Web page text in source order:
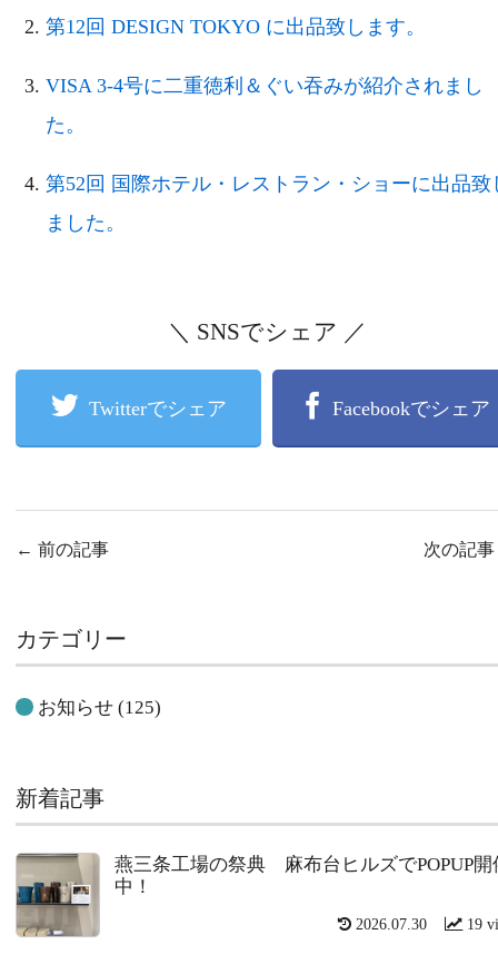
第12回 DESIGN TOKYO に出品致します。
VISA 3-4号に二重徳利＆ぐい吞みが紹介されまし
た。
第52回 国際ホテル・レストラン・ショーに出品致
ました。
＼ SNSでシェア ／
Twitterでシェア Facebookでシェア
← 前の記事 次の記事
カテゴリー
お知らせ (125)
新着記事
燕三条工場の祭典 麻布台ヒルズでPOPUP開
中！
19
2026.07.30